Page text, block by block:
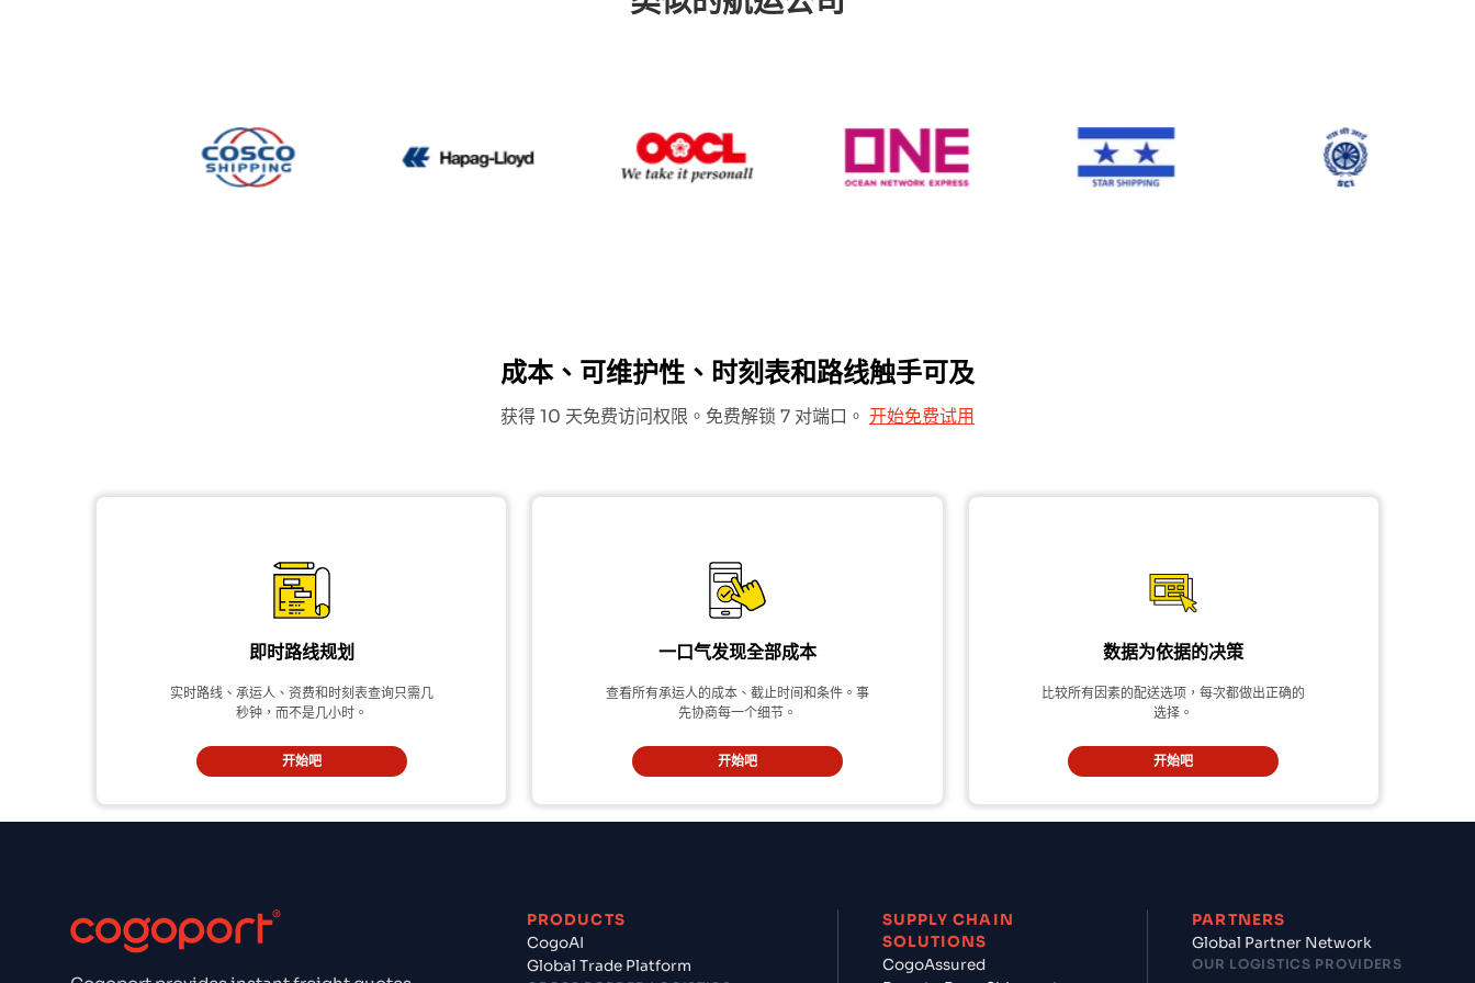
ONE Line
成本、可维护性、时刻表和路线触手可及
获得 10 天免费访问权限。免费解锁 7 对端口。 开始免费试用
即时路线规划
实时路线、承运人、资费和时刻表查询只需几
秒钟，而不是几小时。
开始吧
一口气发现全部成本
查看所有承运人的成本、截止时间和条件。事
先协商每一个细节。
开始吧
数据为依据的决策
比较所有因素的配送选项，每次都做出正确的
选择。
开始吧
PRODUCTS
CogoAI
Global Trade Platform
SUPPLY CHAIN
SOLUTIONS
CogoAssured
PARTNERS
Global Partner Network
OUR LOGISTICS PROVIDERS